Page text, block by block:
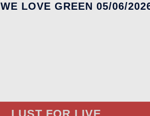
WE LOVE GREEN 05/06/